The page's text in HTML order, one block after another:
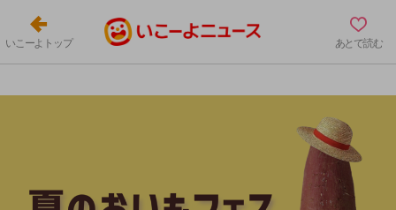
いこーよトップ あとで読む